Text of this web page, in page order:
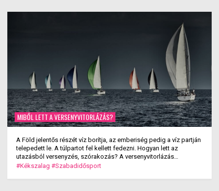
MIBŐL LETT A VERSENYVITORLÁZÁS?
A Föld jelentős részét víz borítja, az emberiség pedig a víz partján
telepedett le. A túlpartot fel kellett fedezni. Hogyan lett az
utazásból versenyzés, szórakozás? A versenyvitorlázás
kialakulása.
#Kékszalag #Szabadidősport